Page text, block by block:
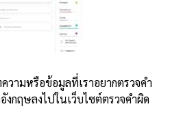
วามหรือข้อมูลที่เราอยากตรวจคำ
กฤษลงไปในเว็บไซต์ตรวจคำผิด